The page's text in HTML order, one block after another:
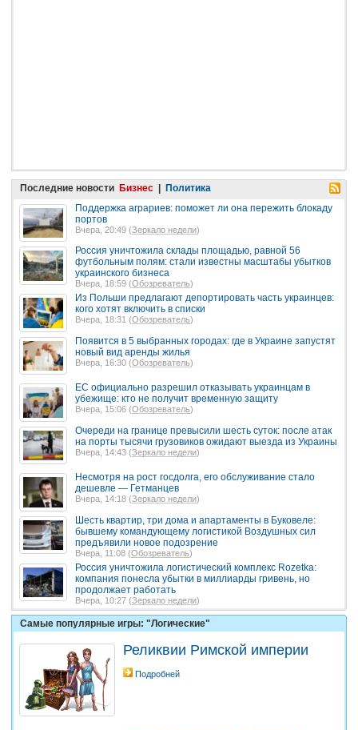
Последние новости Бизнес | Политика
Поддержка аграриев: поможет ли она пережить блокаду
портов
Вчера, 20:49 (Зеркало недели)
Россия уничтожила склады площадью, равной 56
футбольным полям: стали известны масштабы убытков
украинского бизнеса
Вчера, 18:59 (Обозреватель)
Из Польши предлагают депортировать часть украинцев:
кого хотят включить в списки
Вчера, 18:31 (Обозреватель)
Появится в 5 выбранных городах: где в Украине запустят
новый вид аренды жилья
Вчера, 16:30 (Обозреватель)
ЕС официально разрешил отказывать украинцам в
убежище: кто не получит временную защиту
Вчера, 15:06 (Обозреватель)
Очереди на границе превысили шесть суток: после атак
на порты тысячи грузовиков ожидают выезда из Украины
Вчера, 14:43 (Зеркало недели)
Несмотря на рост госдолга, его обслуживание стало
дешевле — Гетманцев
Вчера, 14:18 (Зеркало недели)
Шесть квартир, три дома и апартаменты в Буковеле:
бывшему командующему логистикой Воздушных сил
предъявили новое подозрение
Вчера, 11:08 (Обозреватель)
Россия уничтожила логистический комплекс Rozetka:
компания понесла убытки в миллиарды гривень, но
продолжает работать
Вчера, 10:27 (Зеркало недели)
Самые популярные игры: "Логические"
Реликвии Римской империи
Подробней